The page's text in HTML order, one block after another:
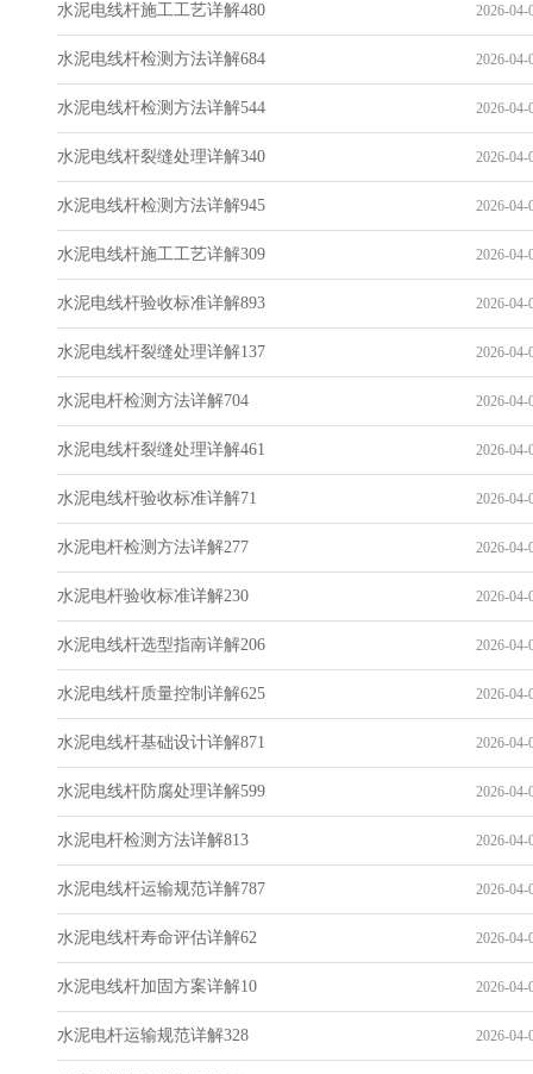
水泥电线杆施工工艺详解480 2026-04-
水泥电线杆检测方法详解684 2026-04-
水泥电线杆检测方法详解544 2026-04-
水泥电线杆裂缝处理详解340 2026-04-
水泥电线杆检测方法详解945 2026-04-
水泥电线杆施工工艺详解309 2026-04-
水泥电线杆验收标准详解893 2026-04-
水泥电线杆裂缝处理详解137 2026-04-
水泥电杆检测方法详解704 2026-04-
水泥电线杆裂缝处理详解461 2026-04-
水泥电线杆验收标准详解71 2026-04-
水泥电杆检测方法详解277 2026-04-
水泥电杆验收标准详解230 2026-04-
水泥电线杆选型指南详解206 2026-04-
水泥电线杆质量控制详解625 2026-04-
水泥电线杆基础设计详解871 2026-04-
水泥电线杆防腐处理详解599 2026-04-
水泥电杆检测方法详解813 2026-04-
水泥电线杆运输规范详解787 2026-04-
水泥电线杆寿命评估详解62 2026-04-
水泥电线杆加固方案详解10 2026-04-
水泥电杆运输规范详解328 2026-04-